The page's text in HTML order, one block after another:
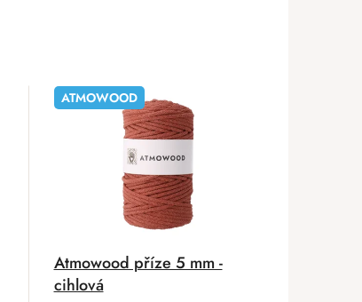
ATMOWOOD
Atmowood příze 5 mm -
cihlová